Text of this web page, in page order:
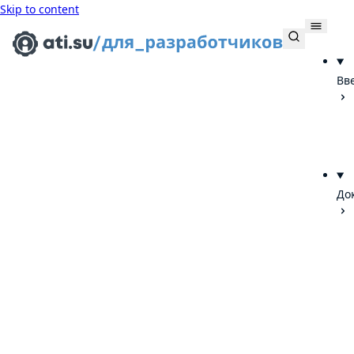
Skip to content